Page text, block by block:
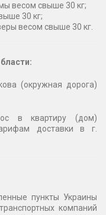
весом свыше 30 кг;
30 кг;
весом свыше 30 кг.
(окружная дорога)
в квартиру (дом)
доставки в г.
пункты Украины
компаний